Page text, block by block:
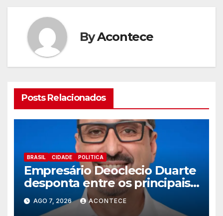
ByAcontece
Posts Relacionados
BRASIL CIDADE POLITICA
Empresário Deoclecio Duarte
desponta entre os principais
nomes do União Brasil para
deputado estadual
AGO 7, 2026 ACONTECE